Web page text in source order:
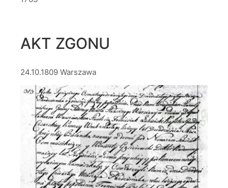
AKT ZGONU
24.10.1809 Warszawa